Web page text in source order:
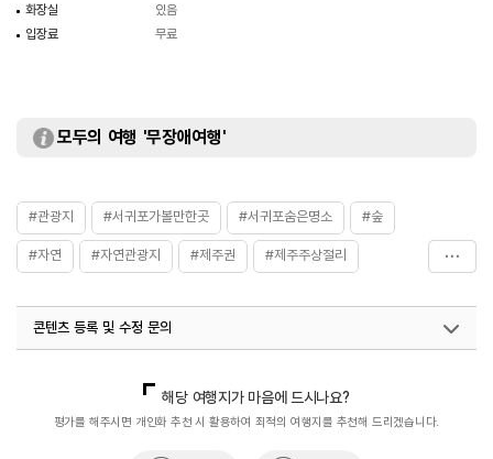
화장실
있음
입장료
무료
모두의 여행 '무장애여행'
#관광지 #서귀포가볼만한곳 #서귀포숨은명소 #숲
#자연 #자연관광지 #제주권 #제주주상절리
콘텐츠 등록 및 수정 문의
해당 여행지가 마음에 드시나요?
평가를 해주시면 개인화 추천 시 활용하여 최적의 여행지를 추천해 드리겠습니다.